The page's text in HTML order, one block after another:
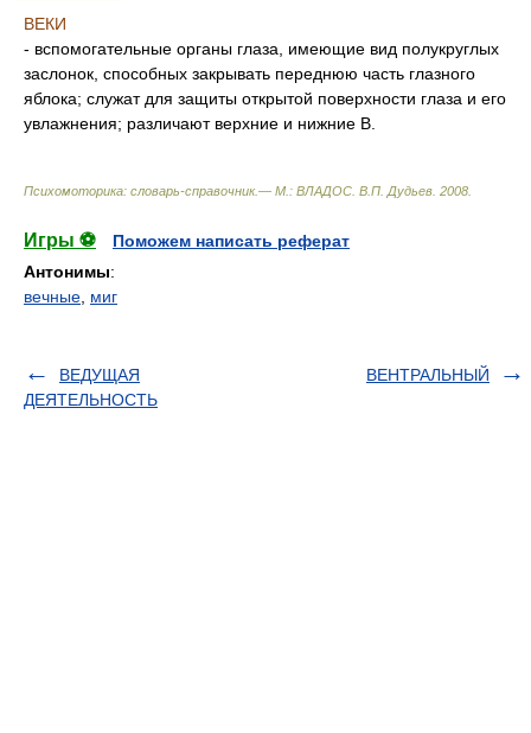
ВЕКИ
- вспомогательные органы глаза, имеющие вид полукруглых
заслонок, способных закрывать переднюю часть глазного
яблока; служат для защиты открытой поверхности глаза и его
увлажнения; различают верхние и нижние В.
Психомоторика: cловарь-справочник.— М.: ВЛАДОС В.П. Дудьев 2008
Игры ⚽
Поможем написать реферат
Антонимы:
вечные миг
ВЕДУЩАЯ
ДЕЯТЕЛЬНОСТЬ
ВЕНТРАЛЬНЫЙ